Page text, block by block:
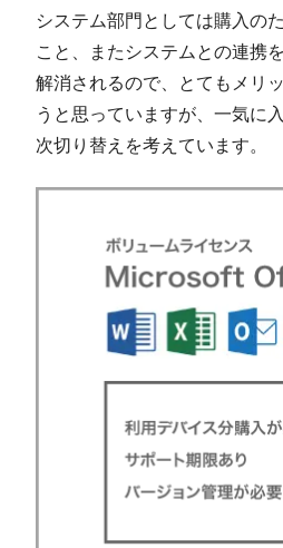
システム部門としては購入の
こと、またシステムとの連携
解消されるので、とてもメリ
うと思っていますが、一気に
次切り替えを考えています。